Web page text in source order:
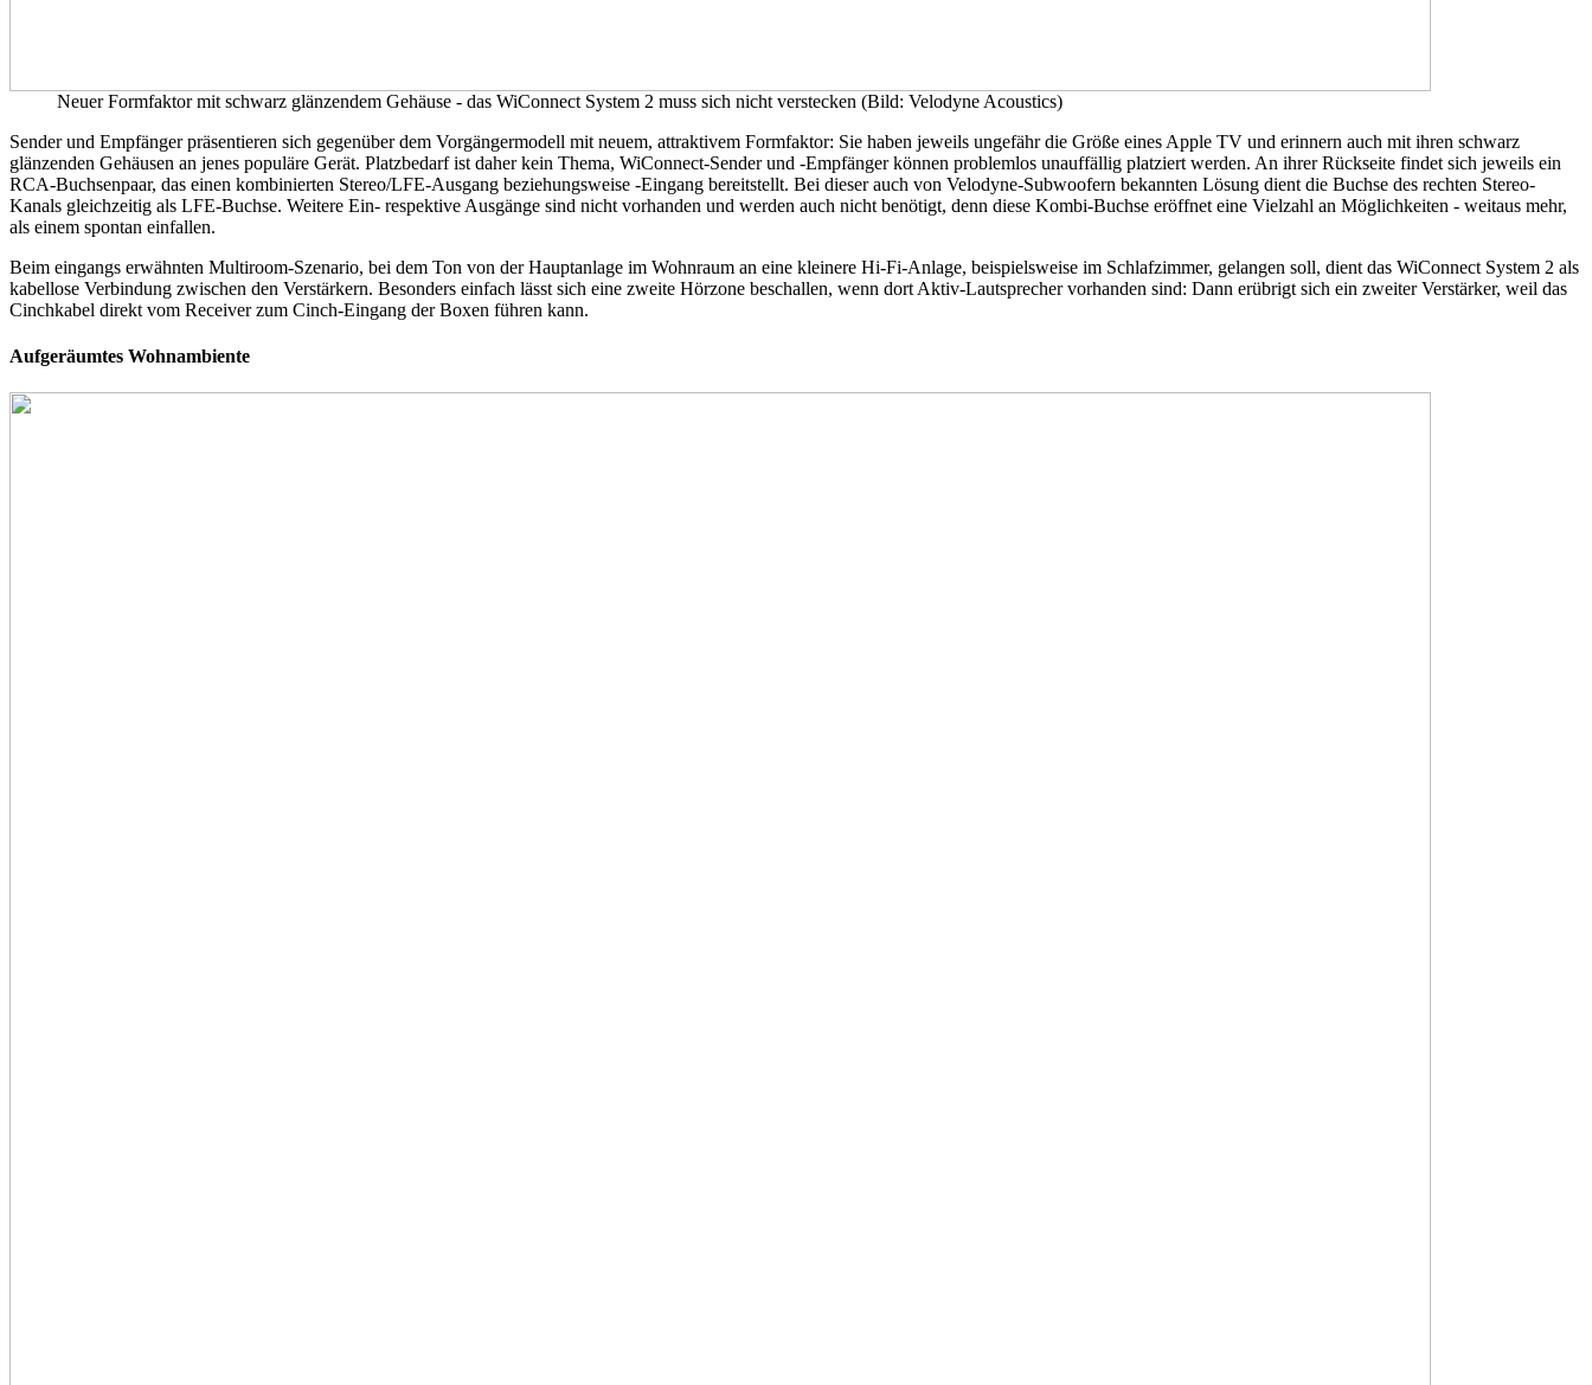
Neuer Formfaktor mit schwarz glänzendem Gehäuse - das WiConnect System 2 muss sich nicht verstecken (Bild: Velodyne Acoustics)
Sender und Empfänger präsentieren sich gegenüber dem Vorgängermodell mit neuem, attraktivem Formfaktor: Sie haben jeweils ungefähr die Größe eines Apple TV und erinnern auch mit ihren schwarz
glänzenden Gehäusen an jenes populäre Gerät. Platzbedarf ist daher kein Thema, WiConnect-Sender und -Empfänger können problemlos unauffällig platziert werden. An ihrer Rückseite findet sich jeweils ein
RCA-Buchsenpaar, das einen kombinierten Stereo/LFE-Ausgang beziehungsweise -Eingang bereitstellt. Bei dieser auch von Velodyne-Subwoofern bekannten Lösung dient die Buchse des rechten Stereo-
Kanals gleichzeitig als LFE-Buchse. Weitere Ein- respektive Ausgänge sind nicht vorhanden und werden auch nicht benötigt, denn diese Kombi-Buchse eröffnet eine Vielzahl an Möglichkeiten - weitaus mehr,
als einem spontan einfallen.
Beim eingangs erwähnten Multiroom-Szenario, bei dem Ton von der Hauptanlage im Wohnraum an eine kleinere Hi-Fi-Anlage, beispielsweise im Schlafzimmer, gelangen soll, dient das WiConnect System 2 als
kabellose Verbindung zwischen den Verstärkern. Besonders einfach lässt sich eine zweite Hörzone beschallen, wenn dort Aktiv-Lautsprecher vorhanden sind: Dann erübrigt sich ein zweiter Verstärker, weil das
Cinchkabel direkt vom Receiver zum Cinch-Eingang der Boxen führen kann.
Aufgeräumtes Wohnambiente